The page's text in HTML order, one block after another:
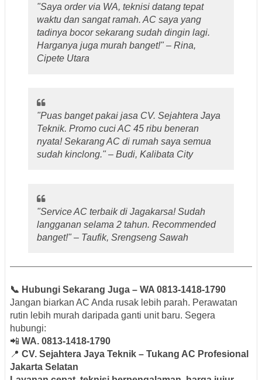
"Saya order via WA, teknisi datang tepat
waktu dan sangat ramah. AC saya yang
tadinya bocor sekarang sudah dingin lagi.
Harganya juga murah banget!" –Rina,
Cipete Utara
"Puas banget pakai jasa CV. Sejahtera Jaya
Teknik. Promo cuci AC 45 ribu beneran
nyata! Sekarang AC di rumah saya semua
sudah kinclong." –Budi, Kalibata City
"Service AC terbaik di Jagakarsa! Sudah
langganan selama 2 tahun. Recommended
banget!" – Taufik, Srengseng Sawah
📞 Hubungi Sekarang Juga – WA 0813-1418-1790
Jangan biarkan AC Anda rusak lebih parah. Perawatan
rutin lebih murah daripada ganti unit baru. Segera
hubungi:
📲 WA. 0813-1418-1790
📍 CV. Sejahtera Jaya Teknik – Tukang AC Profesional
Jakarta Selatan